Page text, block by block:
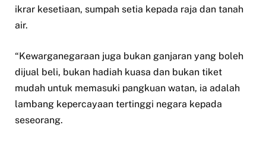
ikrar kesetiaan, sumpah setia kepada raja dan tanah
air.
“Kewarganegaraan juga bukan ganjaran yang boleh
dijual beli, bukan hadiah kuasa dan bukan tiket
mudah untuk memasuki pangkuan watan, ia adalah
lambang kepercayaan tertinggi negara kepada
seseorang.